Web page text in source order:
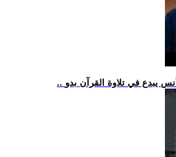
يبدع في تلاوة القرآن بدو